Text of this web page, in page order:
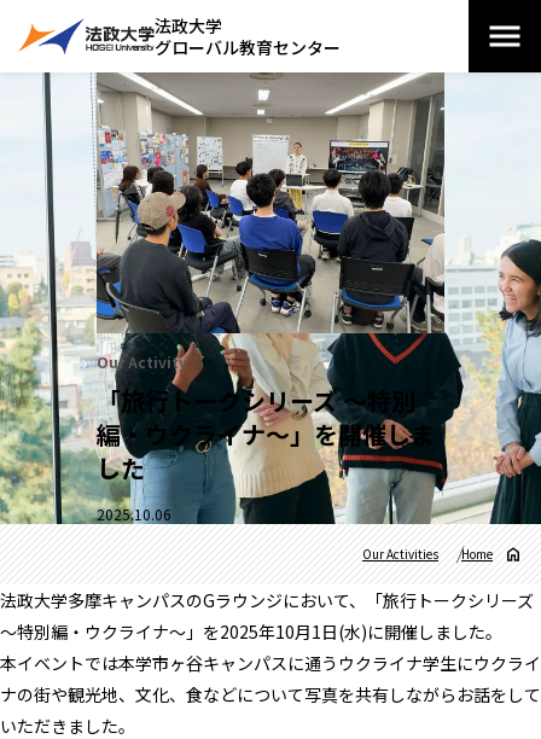
法政大学
グローバル教育センター
Our Activity
「旅行トークシリーズ ～特別
編・ウクライナ～」を開催しま
した
2025.10.06
Home
Our Activities
法政大学多摩キャンパスのGラウンジにおいて、「旅行トークシリーズ
～特別編・ウクライナ～」を2025年10月1日(水)に開催しました。
本イベントでは本学市ヶ谷キャンパスに通うウクライナ学生にウクライ
ナの街や観光地、文化、食などについて写真を共有しながらお話をして
いただきました。